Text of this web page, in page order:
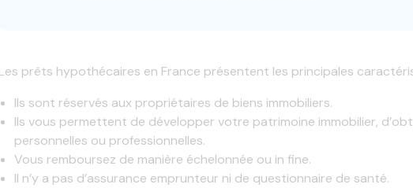
prêts hypothécaires en France présentent les principales
Ils sont réservés aux propriétaires de biens immobiliers.
Ils vous permettent de développer votre patrimoine immobilier,
personnelles ou professionnelles.
Vous remboursez de manière échelonnée ou in fine.
Il n’y a pas d’assurance emprunteur ni de questionnaire de santé.